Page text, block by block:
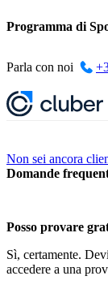
Programma di
Parla con noi
Non sei ancora
Domande
Posso provare
Sì, certamente.
accedere a una